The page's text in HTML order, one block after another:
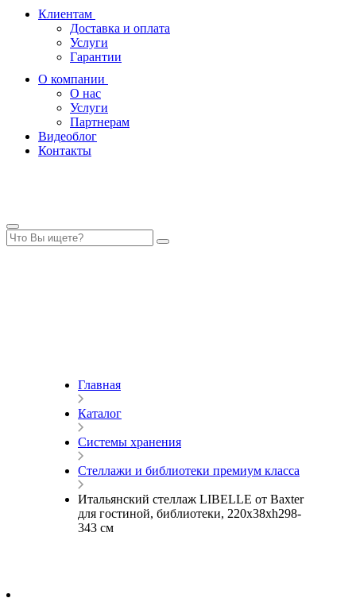
Клиентам
Доставка и оплата
Услуги
Гарантии
О компании
О нас
Услуги
Партнерам
Видеоблог
Контакты
Главная
Каталог
Системы хранения
Стеллажи и библиотеки премиум класса
Итальянский стеллаж LIBELLE от Baxter
для гостиной, библиотеки, 220х38хh298-
343 см